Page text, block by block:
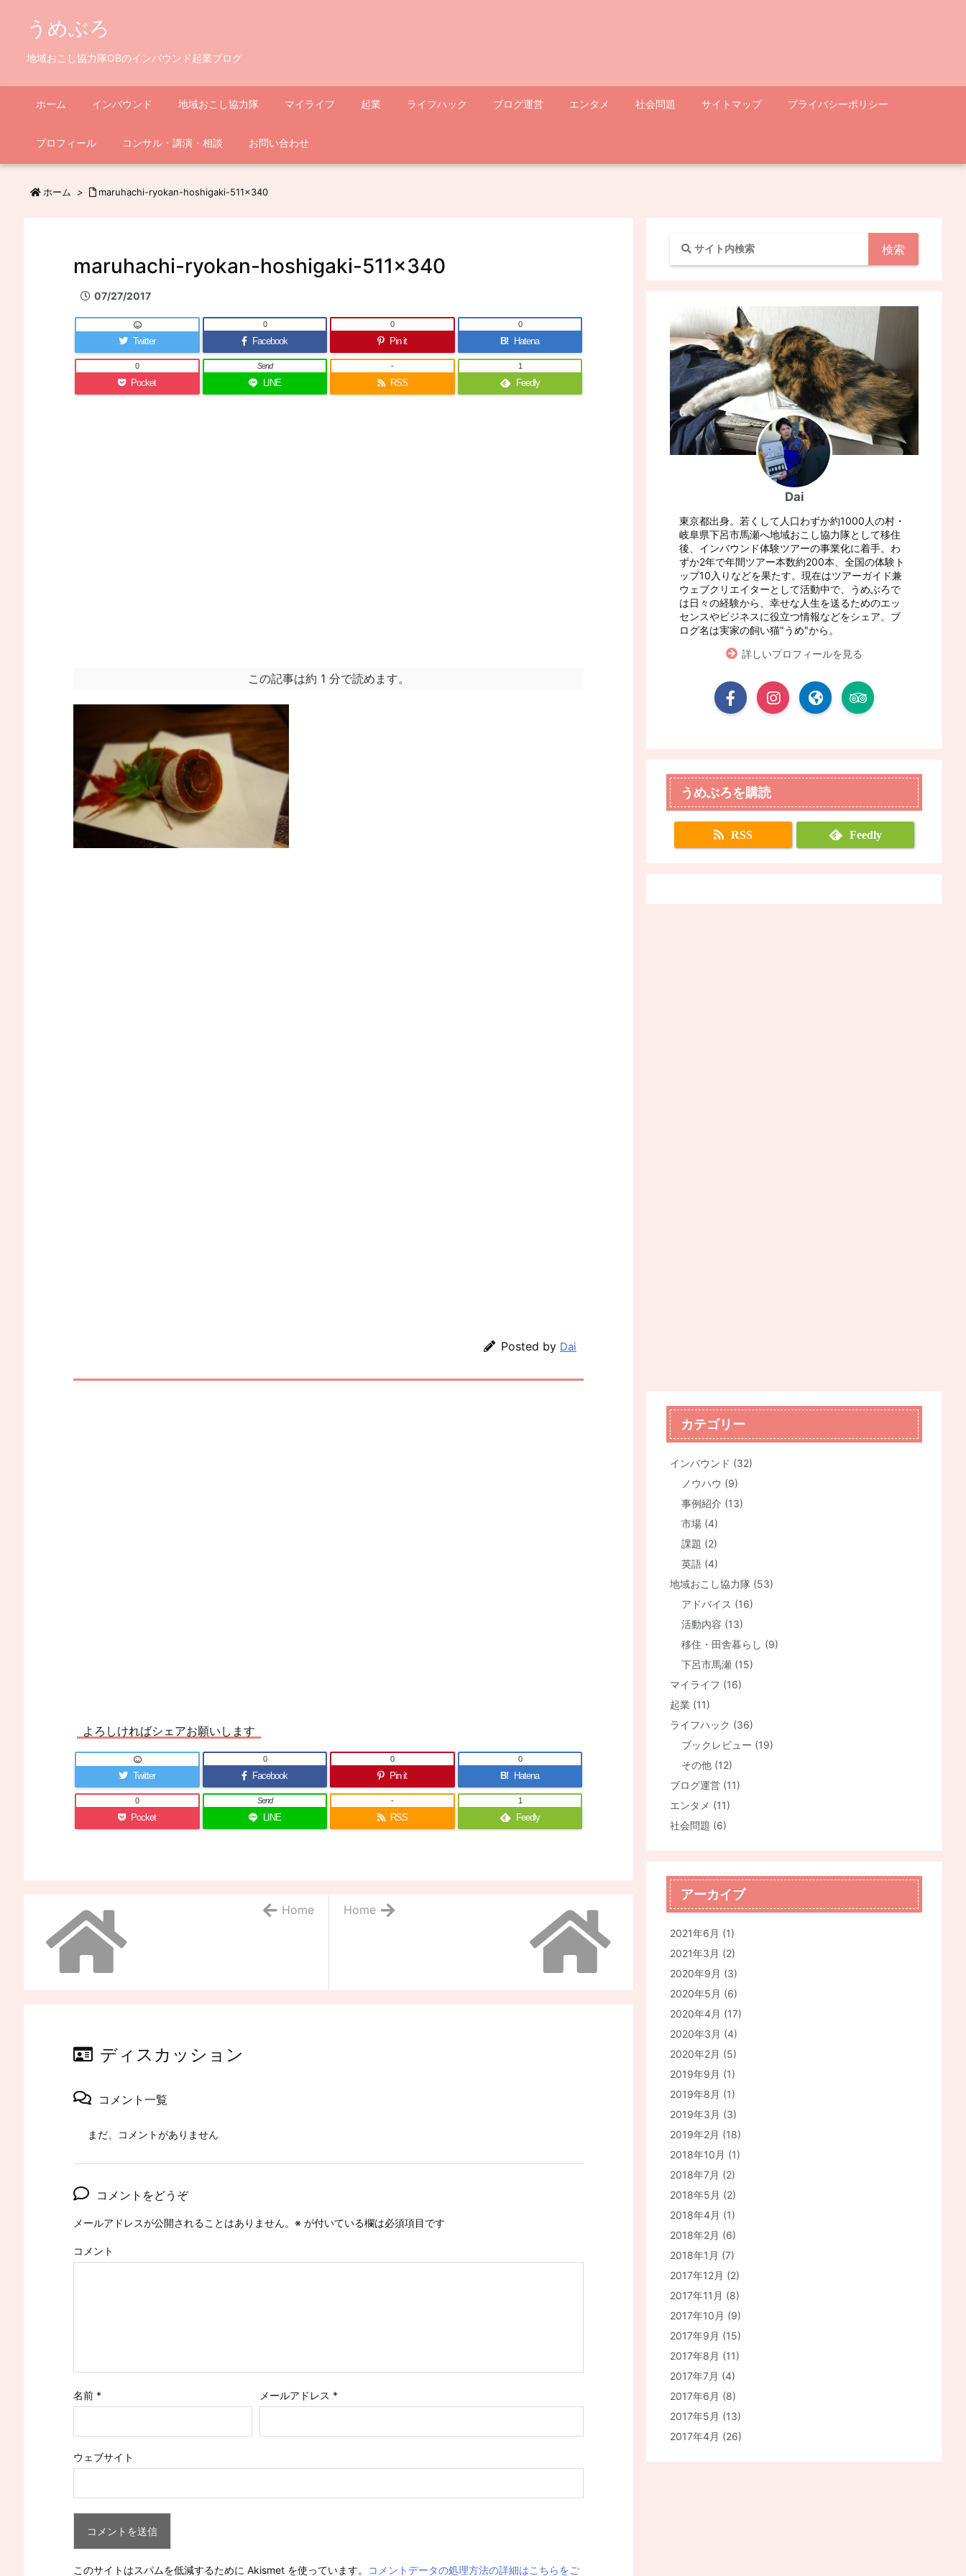
うめぶろ
地域おこし協力隊OBのインバウンド起業ブログ
ホーム インバウンド 地域おこし協力隊 マイライフ 起業 ライフハック ブログ運営 エンタメ 社会問題 サイトマップ プライバシーポリシー
プロフィール コンサル・講演・相談 お問い合わせ
ホーム > maruhachi-ryokan-hoshigaki-511×340
maruhachi-ryokan-hoshigaki-511×340
07/27/2017
Twitter Facebook
0
Pin it
0
B! Hatena
0
Pocket
0
LINE
Send
RSS
-
Feedly
1
この記事は約 1 分で読めます。
Posted by Dai
よろしければシェアお願いします
Twitter Facebook
0
Pin it
0
B! Hatena
0
Pocket
0
LINE
Send
RSS
-
Feedly
1
Home
Home
ディスカッション
コメント一覧
まだ、コメントがありません
コメントをどうぞ
メールアドレスが公開されることはありません。 ※ が付いている欄は必須項目です
コメント
名前 * メールアドレス *
ウェブサイト
このサイトはスパムを低減するために Akismet を使っています。 コメントデータの処理方法の詳細はこちらをご
Dai
東京都出身。若くして人口わずか約1000人の村・
岐阜県下呂市馬瀬へ地域おこし協力隊として移住
後、インバウンド体験ツアーの事業化に着手。わ
ずか2年で年間ツアー本数約200本、全国の体験ト
ップ10入りなどを果たす。現在はツアーガイド兼
ウェブクリエイターとして活動中で、うめぶろで
は日々の経験から、幸せな人生を送るためのエッ
センスやビジネスに役立つ情報などをシェア。ブ
ログ名は実家の飼い猫"うめ"から。
詳しいプロフィールを見る
うめぶろを購読
RSS Feedly
カテゴリー
インバウンド (32)
ノウハウ (9)
事例紹介 (13)
市場 (4)
課題 (2)
英語 (4)
地域おこし協力隊 (53)
アドバイス (16)
活動内容 (13)
移住・田舎暮らし (9)
下呂市馬瀬 (15)
マイライフ (16)
起業 (11)
ライフハック (36)
ブックレビュー (19)
その他 (12)
ブログ運営 (11)
エンタメ (11)
社会問題 (6)
アーカイブ
2021年6月 (1)
2021年3月 (2)
2020年9月 (3)
2020年5月 (6)
2020年4月 (17)
2020年3月 (4)
2020年2月 (5)
2019年9月 (1)
2019年8月 (1)
2019年3月 (3)
2019年2月 (18)
2018年10月 (1)
2018年7月 (2)
2018年5月 (2)
2018年4月 (1)
2018年2月 (6)
2018年1月 (7)
2017年12月 (2)
2017年11月 (8)
2017年10月 (9)
2017年9月 (15)
2017年8月 (11)
2017年7月 (4)
2017年6月 (8)
2017年5月 (13)
2017年4月 (26)